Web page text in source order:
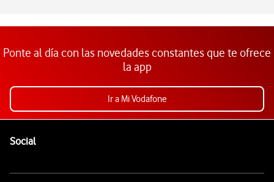
Ponte al día con las novedades constantes que te ofrece
la app
Ir a Mi Vodafone
SocialEnlaces a las redes sociales de Vodafone